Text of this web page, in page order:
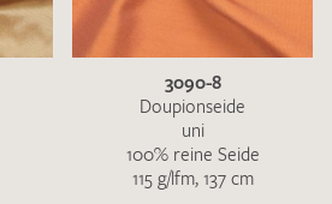
3090-8
Doupionseide
uni
100% reine Seide
115 g/lfm, 137 cm